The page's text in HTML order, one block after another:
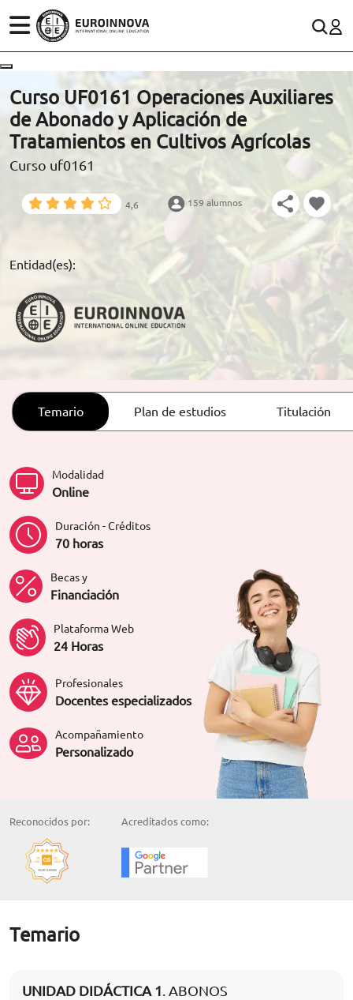
ESTUDIOS
CONOCE EUROINNOVA
RECURSOS EDUCATIVOS
ARTÍCULOS
ORIENTACIÓN LABORAL
(+34)958 050 200 (gratuito en España)
900 831 200
formacion@euroinnova.com
TRABAJA CON NOSOTROS
Curso UF0161 Operaciones Auxiliares
de Abonado y Aplicación de
Tratamientos en Cultivos Agrícolas
Curso uf0161
4,6 159 alumnos
Entidad(es):
Temario Plan de estudios Titulación
Modalidad
Online
Duración - Créditos
70 horas
Becas y
Financiación
Plataforma Web
24 Horas
Profesionales
Docentes especializados
Acompañamiento
Personalizado
Reconocidos por: Acreditados como:
Temario
UNIDAD DIDÁCTICA 1. ABONOS